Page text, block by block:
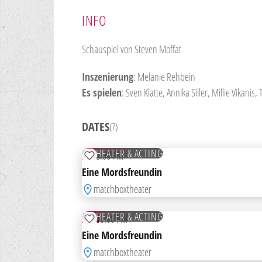
INFO
Schauspiel von Steven Moffat
Inszenierung: Melanie Rehbein
Es spielen: Sven Klatte, Annika Siller, Millie
DATES(7)
11
THEATER & ACTING
ADD TO WATCHLIST
FRI8:00 PM
Eine Mordsfreundin
matchboxtheater
01
THEATER & ACTING
ADD TO WATCHLIST
SUN6:00 PM
Eine Mordsfreundin
matchboxtheater
27